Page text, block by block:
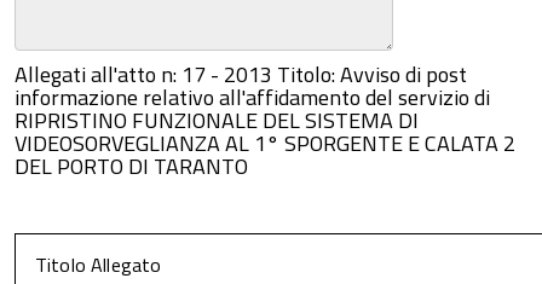
Allegati all'atto n: 17 - 2013 Titolo: Avviso di post
informazione relativo all'affidamento del servizio di
RIPRISTINO FUNZIONALE DEL SISTEMA DI
VIDEOSORVEGLIANZA AL 1° SPORGENTE E CALATA 2
DEL PORTO DI TARANTO
Titolo Allegato